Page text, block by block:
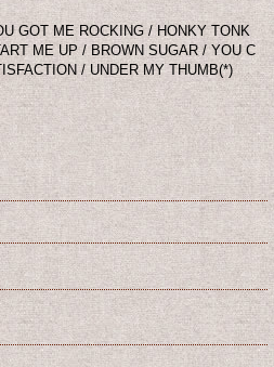
GOT ME ROCKING / HONKY TONK
ME UP / BROWN SUGAR / YOU C
/ UNDER MY THUMB(*)